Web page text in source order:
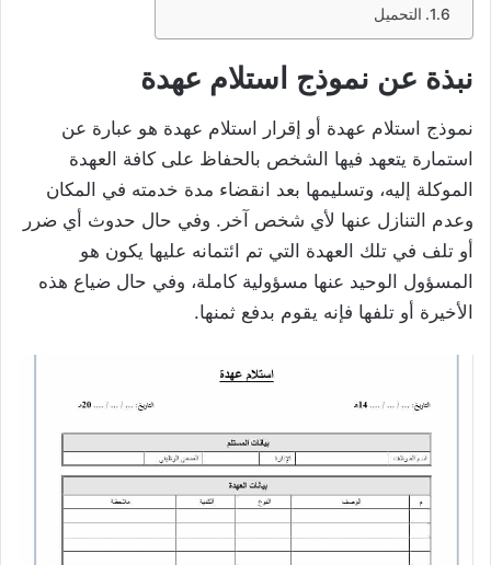
التحميل
نبذة عن نموذج استلام عهدة
نموذج استلام عهدة أو إقرار استلام عهدة هو عبارة عن
استمارة يتعهد فيها الشخص بالحفاظ على كافة العهدة
الموكلة إليه، وتسليمها بعد انقضاء مدة خدمته في المكان
وعدم التنازل عنها لأي شخص آخر. وفي حال حدوث أي ضرر
أو تلف في تلك العهدة التي تم ائتمانه عليها يكون هو
المسؤول الوحيد عنها مسؤولية كاملة، وفي حال ضياع هذه
الأخيرة أو تلفها فإنه يقوم بدفع ثمنها.